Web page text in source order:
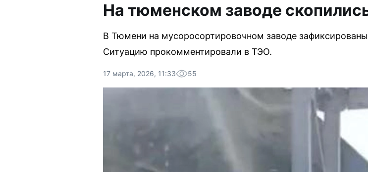
На тюменском заводе
В Тюмени на мусоросортировочном заводе
Ситуацию прокомментировали в ТЭО.
17 марта, 2026, 11:33 55